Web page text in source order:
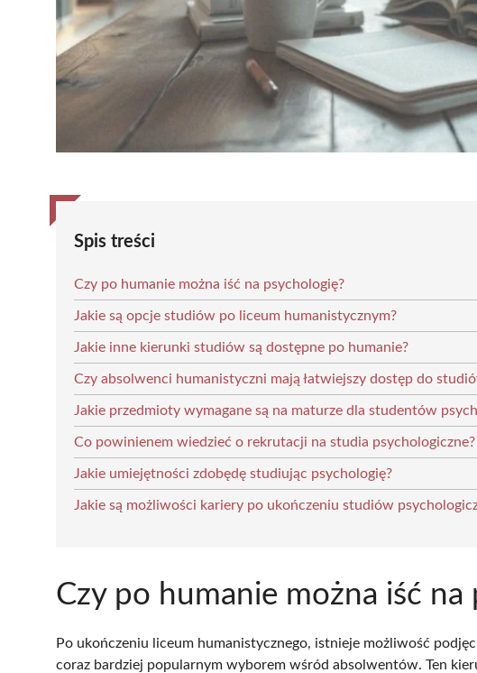
Spis treści
Czy po humanie można iść na psychologię?
Jakie są opcje studiów po liceum humanistycznym?
Jakie inne kierunki studiów są dostępne po humanie?
Czy absolwenci humanistyczni mają łatwiejszy dostęp do
Jakie przedmioty wymagane są na maturze dla studentów
Co powinienem wiedzieć o rekrutacji na studia psychologiczne?
Jakie umiejętności zdobędę studiując psychologię?
Jakie są możliwości kariery po ukończeniu studiów
Czy po humanie można iść na
Po ukończeniu liceum humanistycznego, istnieje możliwość
coraz bardziej popularnym wyborem wśród absolwentów. Ten